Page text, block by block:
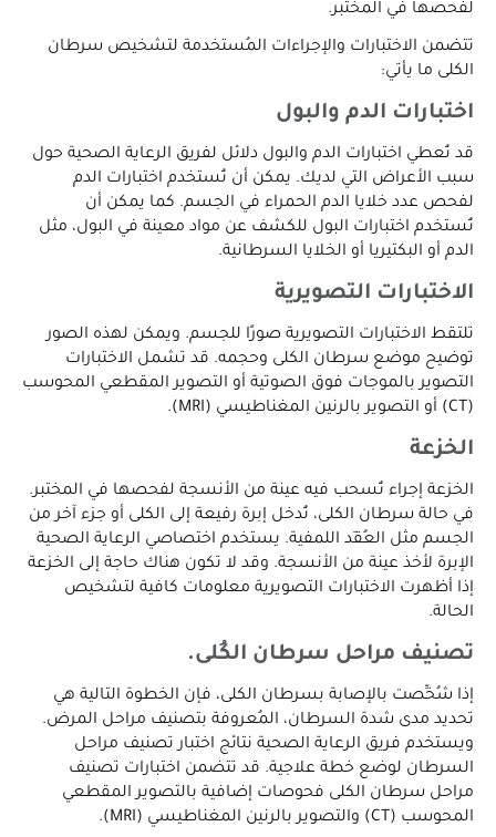
لفحصها في المختبر.
تتضمن الاختبارات والإجراءات المُستخدمة لتشخيص سرطان
الكلى ما يأتي:
اختبارات الدم والبول
قد تُعطي اختبارات الدم والبول دلائل لفريق الرعاية الصحية حول
سبب الأعراض التي لديك. يمكن أن تُستخدم اختبارات الدم
لفحص عدد خلايا الدم الحمراء في الجسم. كما يمكن أن
تُستخدم اختبارات البول للكشف عن مواد معينة في البول، مثل
الدم أو البكتيريا أو الخلايا السرطانية.
الاختبارات التصويرية
تلتقط الاختبارات التصويرية صورًا للجسم. ويمكن لهذه الصور
توضيح موضع سرطان الكلى وحجمه. قد تشمل الاختبارات
التصوير بالموجات فوق الصوتية أو التصوير المقطعي المحوسب
(CT) أو التصوير بالرنين المغناطيسي (MRI).
الخزعة
الخزعة إجراء تُسحب فيه عينة من الأنسجة لفحصها في المختبر.
في حالة سرطان الكلى، تُدخل إبرة رفيعة إلى الكلى أو جزء آخر من
الجسم مثل العُقَد اللمفية. يستخدم اختصاصي الرعاية الصحية
الإبرة لأخذ عينة من الأنسجة. وقد لا تكون هناك حاجة إلى الخزعة
إذا أظهرت الاختبارات التصويرية معلومات كافية لتشخيص
الحالة.
تصنيف مراحل سرطان الكُلى.
إذا شُخِّصت بالإصابة بسرطان الكلى، فإن الخطوة التالية هي
تحديد مدى شدة السرطان، المُعروفة بتصنيف مراحل المرض.
ويستخدم فريق الرعاية الصحية نتائج اختبار تصنيف مراحل
السرطان لوضع خطة علاجية. قد تتضمن اختبارات تصنيف
مراحل سرطان الكلى فحوصات إضافية بالتصوير المقطعي
المحوسب (CT) والتصوير بالرنين المغناطيسي (MRI).